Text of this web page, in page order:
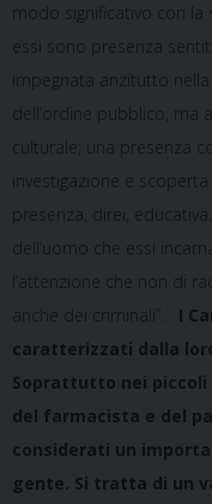
modo significativo con la
essi sono presenza
impegnata anzitutto
dell’ordine pubblico, ma
culturale; una presenza
investigazione e
presenza, direi,
dell’uomo che essi
l’attenzione che non di
anche dei criminali”. I
caratterizzati dalla
Soprattutto nei
del farmacista e del
considerati un
gente. Si tratta di un